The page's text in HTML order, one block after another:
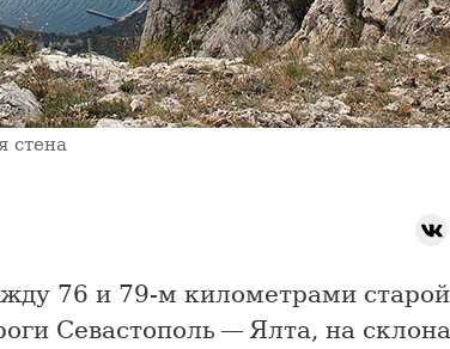
стена
76 и 79-м километрами старой
Севастополь — Ялта, на